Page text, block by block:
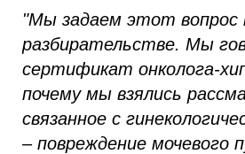
"Мы задаем этот вопрос
разбирательстве. Мы
сертификат онколога-
почему мы взялись
связанное с
– повреждение мочевого